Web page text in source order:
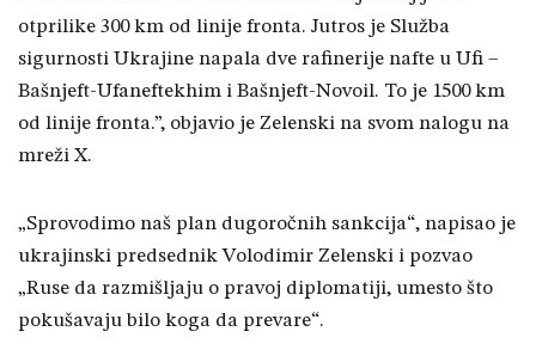
otprilike 300 km od linije fronta. Jutros je Služba
sigurnosti Ukrajine napala dve rafinerije nafte u Ufi –
Bašnjeft-Ufaneftekhim i Bašnjeft-Novoil. To je 1500 km
od linije fronta.”, objavio je Zelenski na svom nalogu na
mreži X.
„Sprovodimo naš plan dugoročnih sankcija“, napisao je
ukrajinski predsednik Volodimir Zelenski i pozvao
„Ruse da razmišljaju o pravoj diplomatiji, umesto što
pokušavaju bilo koga da prevare“.